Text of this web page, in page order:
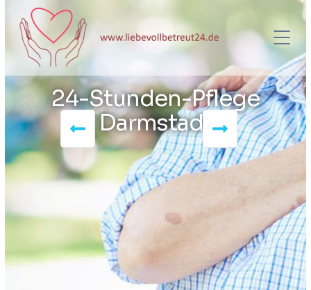
24-Stunden-Pflege
Darmstadt